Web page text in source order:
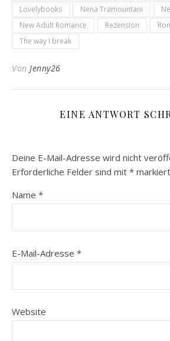
Lovelybooks
Nena Tramountani
New Adult Romance
Rezension
The way I break
Von Jenny26
EINE ANTWORT
Deine E-Mail-Adresse wird nicht
Erforderliche Felder sind mit * markiert
Name *
E-Mail-Adresse *
Website